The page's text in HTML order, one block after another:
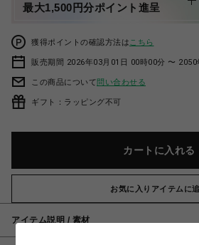
最大1,500円分ポイント進呈
獲得ポイントの確認方法は こちら
販売期間 2026年03月01日 00時00分 〜
この商品について問い合わせる
ギフト：ラッピング不可
カートに入れる
お気に入りアイテムに
アイテム説明 / 素材